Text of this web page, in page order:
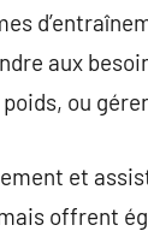
aux
ou
et
offrent